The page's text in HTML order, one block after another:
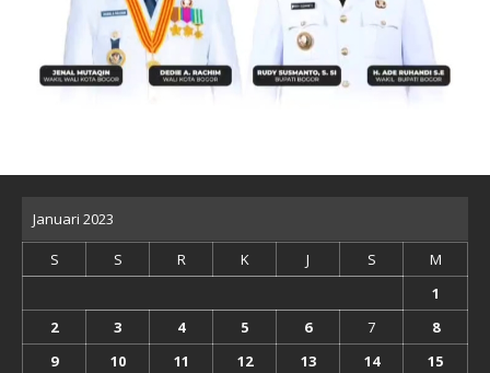
Januari 2023
S S R K J S
M
1
2
3 4 5 6 7
8
9
10 11 12 13 14 15